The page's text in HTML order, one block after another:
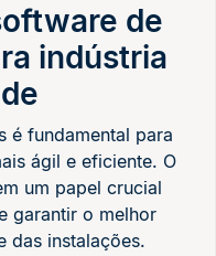
de
indústria
é fundamental para
ágil e eficiente. O
um papel crucial
garantir o melhor
das instalações.